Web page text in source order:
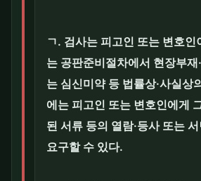
ㄱ. 검사는 피고인 또는 변호인
는 공판준비절차에서 현장부재
는 심신미약 등 법률상·사실상
에는 피고인 또는 변호인에게
된 서류 등의 열람·등사 또는
요구할 수 있다.